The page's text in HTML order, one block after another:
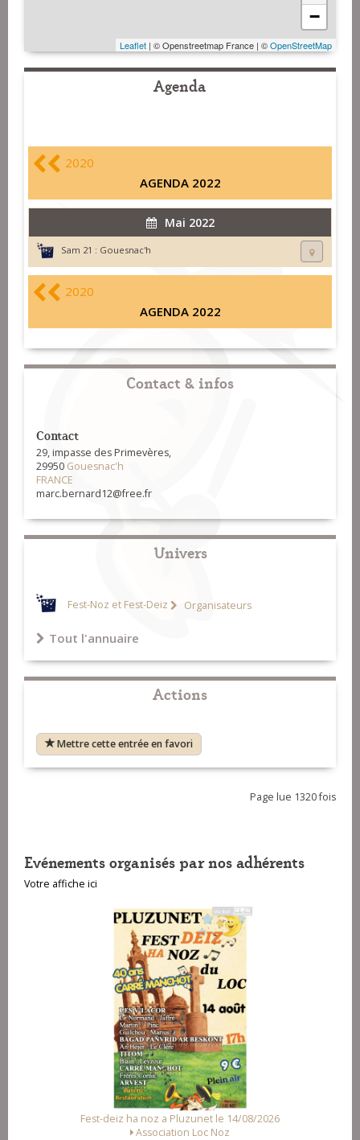
−
Leaflet | © Openstreetmap France | ©OpenStreetMap
Agenda
2020
AGENDA 2022
Mai 2022
Sam 21 : Gouesnac'h
2020
AGENDA 2022
Contact & infos
Contact
29, impasse des Primevères,
29950 Gouesnac'h
FRANCE
marc.bernard12@free.fr
Univers
Fest-Noz et Fest-Deiz Organisateurs
Tout l'annuaire
Actions
Mettre cette entrée en favori
Page lue 1320 fois
Evénements organisés par nos adhérents
Votre affiche ici
Fest-deiz ha noz a Pluzunet le 14/08/2026
Association Loc Noz